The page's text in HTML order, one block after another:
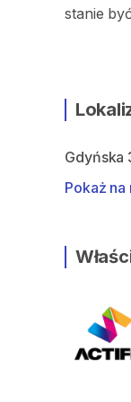
stanie
Gdyńska
Pokaż na